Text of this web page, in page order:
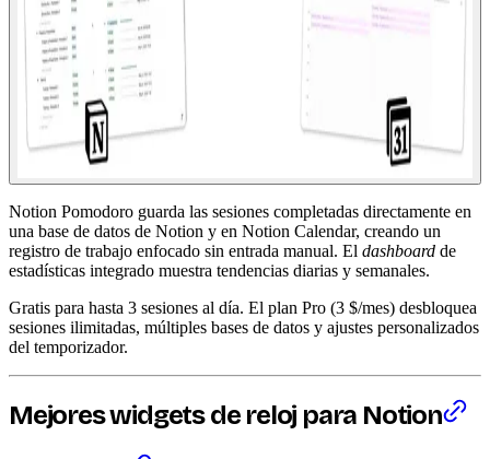
Notion Pomodoro guarda las sesiones completadas directamente en
una base de datos de Notion y en Notion Calendar, creando un
registro de trabajo enfocado sin entrada manual. El dashboard de
estadísticas integrado muestra tendencias diarias y semanales.
Gratis para hasta 3 sesiones al día. El plan Pro (3 $/mes) desbloquea
sesiones ilimitadas, múltiples bases de datos y ajustes personalizados
del temporizador.
Mejoreswidgetsde reloj para Notion